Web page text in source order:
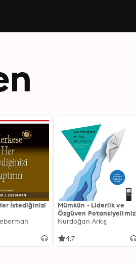
İstediğinizi
Mümkün - Liderlik ve
Özgüven Potansiyelimiz
Nurdoğan Arkış
4.7